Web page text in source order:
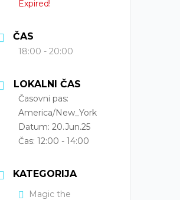
Expired!
ČAS
18:00 - 20:00
LOKALNI ČAS
Časovni pas:
America/New_York
Datum: 20.Jun.25
Čas: 12:00 - 14:00
KATEGORIJA
Magic the